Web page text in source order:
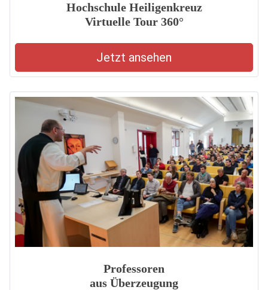
Hochschule Heiligenkreuz
Virtuelle Tour 360°
Jetzt ansehen
Professoren
aus Überzeugung